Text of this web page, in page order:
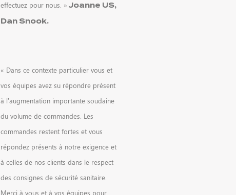
effectuez pour nous. » Joanne US,
Dan Snook.
« Dans ce contexte particulier vous et
vos équipes avez su répondre présent
à l’augmentation importante soudaine
du volume de commandes. Les
commandes restent fortes et vous
répondez présents à notre exigence et
à celles de nos clients dans le respect
des consignes de sécurité sanitaire.
Merci à vous et à vos équipes pour